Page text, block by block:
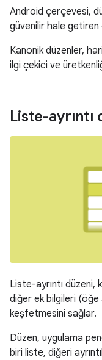
Android çerçevesi,
güvenilir hale
Kanonik düzenler,
ilgi çekici ve
Liste-ayrıntı
Liste-ayrıntı düzeni,
diğer ek bilgileri (öğe
keşfetmesini sağlar.
Düzen, uygulama
biri liste, diğeri